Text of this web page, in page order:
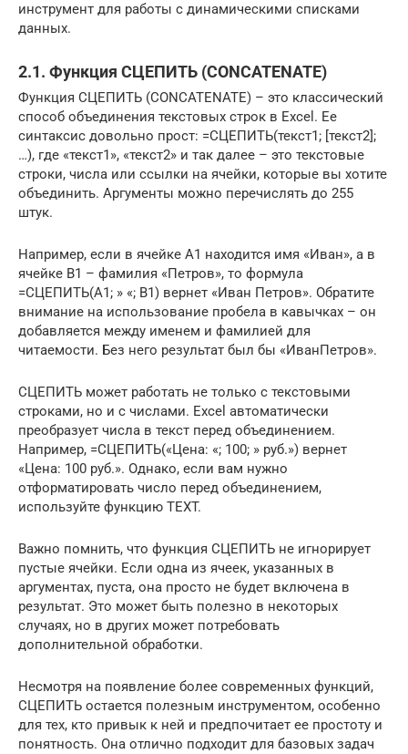
инструмент для работы с динамическими списками
данных.
2.1. Функция СЦЕПИТЬ (CONCATENATE)
Функция СЦЕПИТЬ (CONCATENATE) – это классический
способ объединения текстовых строк в Excel. Ее
синтаксис довольно прост: =СЦЕПИТЬ(текст1; [текст2];
…), где «текст1», «текст2» и так далее – это текстовые
строки, числа или ссылки на ячейки, которые вы хотите
объединить. Аргументы можно перечислять до 255
штук.
Например, если в ячейке A1 находится имя «Иван», а в
ячейке B1 – фамилия «Петров», то формула
=СЦЕПИТЬ(A1; » «; B1) вернет «Иван Петров». Обратите
внимание на использование пробела в кавычках – он
добавляется между именем и фамилией для
читаемости. Без него результат был бы «ИванПетров».
СЦЕПИТЬ может работать не только с текстовыми
строками, но и с числами. Excel автоматически
преобразует числа в текст перед объединением.
Например, =СЦЕПИТЬ(«Цена: «; 100; » руб.») вернет
«Цена: 100 руб.». Однако, если вам нужно
отформатировать число перед объединением,
используйте функцию TEXT.
Важно помнить, что функция СЦЕПИТЬ не игнорирует
пустые ячейки. Если одна из ячеек, указанных в
аргументах, пуста, она просто не будет включена в
результат. Это может быть полезно в некоторых
случаях, но в других может потребовать
дополнительной обработки.
Несмотря на появление более современных функций,
СЦЕПИТЬ остается полезным инструментом, особенно
для тех, кто привык к ней и предпочитает ее простоту и
понятность. Она отлично подходит для базовых задач